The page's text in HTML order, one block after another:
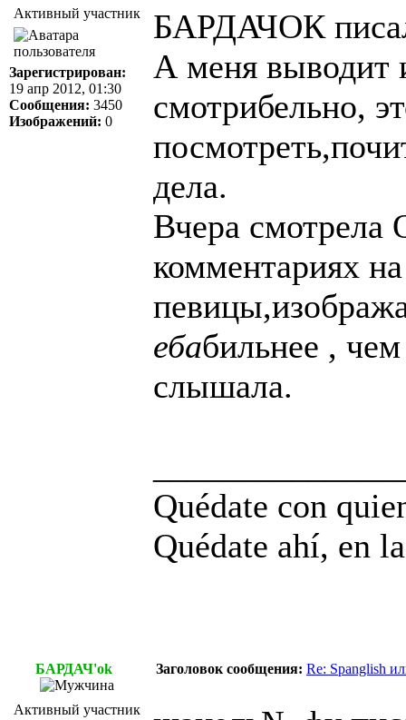
Активный участник
Зарегистрирован:
19 апр 2012, 01:30
Сообщения: 3450
Изображений: 0
БАРДАЧОК
А меня выводит
смотрибельно,
дела.
Вчера смотрела
комментариях
ебабильнее ,
слышала.
Quédate con
Quédate ahí, en
БАРДАЧ'ok Заголовок сообщения: Re: Spanglish
Активный участник